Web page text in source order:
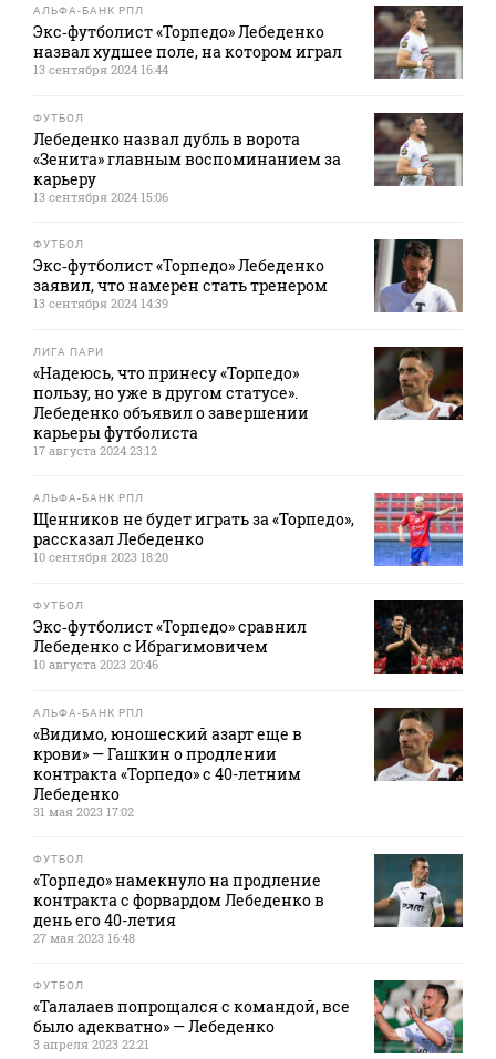
АЛЬФА-БАНК РПЛ
Экс‑футболист «Торпедо» Лебеденко
назвал худшее поле, на котором играл
13 сентября 2024 16:44
ФУТБОЛ
Лебеденко назвал дубль в ворота
«Зенита» главным воспоминанием за
карьеру
13 сентября 2024 15:06
ФУТБОЛ
Экс‑футболист «Торпедо» Лебеденко
заявил, что намерен стать тренером
13 сентября 2024 14:39
ЛИГА ПАРИ
«Надеюсь, что принесу «Торпедо»
пользу, но уже в другом статусе».
Лебеденко объявил о завершении
карьеры футболиста
17 августа 2024 23:12
АЛЬФА-БАНК РПЛ
Щенников не будет играть за «Торпедо»,
рассказал Лебеденко
10 сентября 2023 18:20
ФУТБОЛ
Экс‑футболист «Торпедо» сравнил
Лебеденко с Ибрагимовичем
10 августа 2023 20:46
АЛЬФА-БАНК РПЛ
«Видимо, юношеский азарт еще в
крови» — Гашкин о продлении
контракта «Торпедо» с 40-летним
Лебеденко
31 мая 2023 17:02
ФУТБОЛ
«Торпедо» намекнуло на продление
контракта с форвардом Лебеденко в
день его 40-летия
27 мая 2023 16:48
ФУТБОЛ
«Талалаев попрощался с командой, все
было адекватно» — Лебеденко
3 апреля 2023 22:21